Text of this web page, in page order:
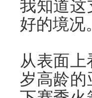
我知道这
好的境况
从表面
岁高龄的